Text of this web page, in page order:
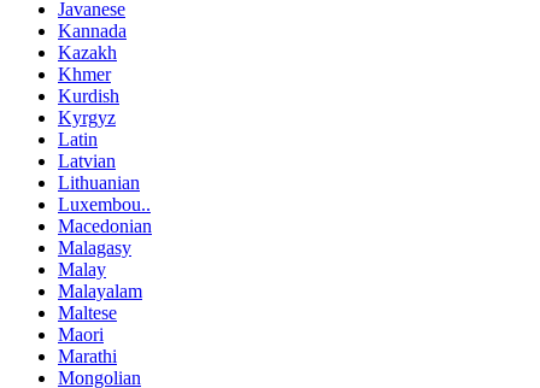
Javanese
Kannada
Kazakh
Khmer
Kurdish
Kyrgyz
Latin
Latvian
Lithuanian
Luxembou..
Macedonian
Malagasy
Malay
Malayalam
Maltese
Maori
Marathi
Mongolian